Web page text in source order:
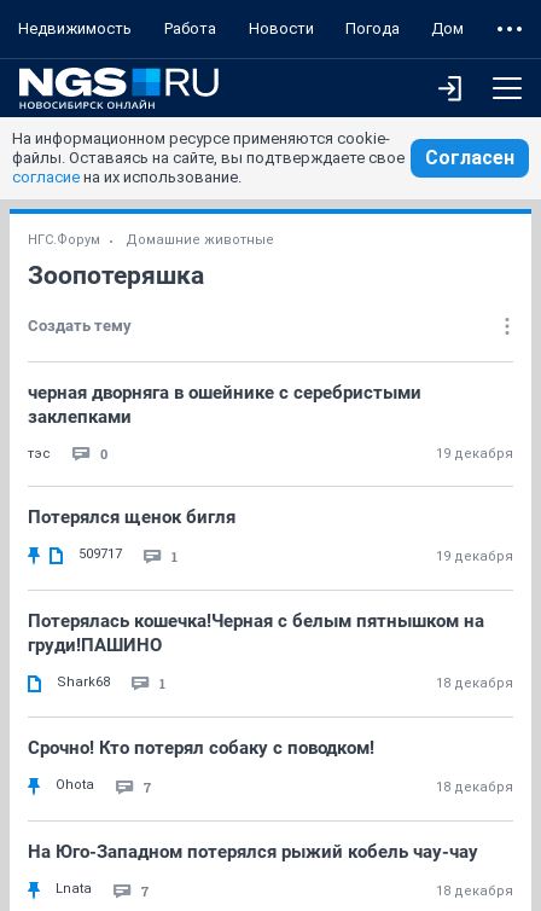
Недвижимость Работа Новости Погода Дом
На информационном ресурсе применяются cookie-
файлы. Оставаясь на сайте, вы подтверждаете свое
согласие на их использование.
Согласен
НГС.Форум Домашние животные
Зоопотеряшка
Создать тему
черная дворняга в ошейнике с серебристыми
заклепками
тэс 0 19 декабря
Потерялся щенок бигля
509717 1 19 декабря
Потерялась кошечка!Черная с белым пятнышком на
груди!ПАШИНО
Shark68 1 18 декабря
Срочно! Кто потерял собаку с поводком!
Ohota 7 18 декабря
На Юго-Западном потерялся рыжий кобель чау-чау
Lnata 7 18 декабря